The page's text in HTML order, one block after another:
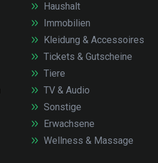
Haushalt
Immobilien
Kleidung & Accessoires
Tickets & Gutscheine
Tiere
TV & Audio
Sonstige
Erwachsene
Wellness & Massage